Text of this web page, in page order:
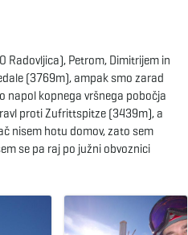
Radovljica), Petrom, Dimitrijem in
(3769m), ampak smo zarad
napol kopnega vršnega pobočja
proti Zufrittspitze (3439m), a
nisem hotu domov, zato sem
se pa raj po južni obvoznici